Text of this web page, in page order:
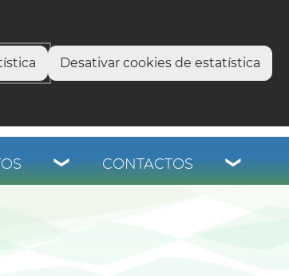
Desativar cookies de estatística
CONTACTOS